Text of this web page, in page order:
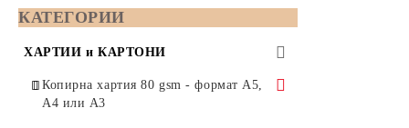
КАТЕГОРИИ
ХАРТИИ и КАРТОНИ
Копирна хартия 80 gsm - формат А5,
А4 или А3